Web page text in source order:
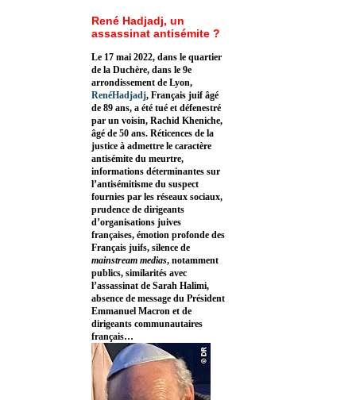
René Hadjadj, un
assassinat antisémite ?
Le 17 mai 2022, dans le quartier
de la Duchère, dans le 9e
arrondissement de Lyon,
RenéHadjadj, Français juif âgé
de 89 ans, a été tué et défenestré
par un voisin, Rachid Kheniche,
âgé de 50 ans. Réticences de la
justice à admettre le caractère
antisémite du meurtre,
informations déterminantes sur
l’antisémitisme du suspect
fournies par les réseaux sociaux,
prudence de dirigeants
d’organisations juives
françaises, émotion profonde des
Français juifs, silence de
mainstream medias, notamment
publics, similarités avec
l’assassinat de Sarah Halimi,
absence de message du Président
Emmanuel Macron et de
dirigeants communautaires
français…